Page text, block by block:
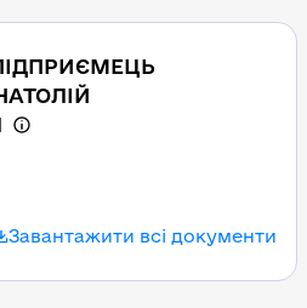
Завантажити всі документи